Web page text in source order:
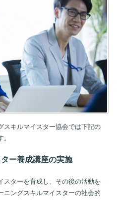
スキルマイスター協会では下記の
ー養成講座の実施
スターを育成し、その後の活動を
ニングスキルマイスターの社会的